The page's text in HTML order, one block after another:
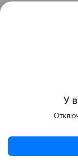
Сегодня этот
картине
Каменный мост,
археологу мы
триста лет назад.
У